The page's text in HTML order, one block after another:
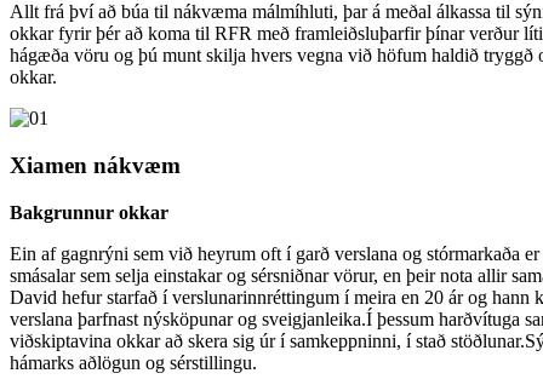
Allt frá því að búa til nákvæma málmíhluti, þar á meðal álkassa til
okkar fyrir þér að koma til RFR með framleiðsluþarfir þínar verður
hágæða vöru og þú munt skilja hvers vegna við höfum haldið tryggð
okkar.
Xiamen nákvæm
Bakgrunnur okkar
Ein af gagnrýni sem við heyrum oft í garð verslana og stórmarkaða
smásalar sem selja einstakar og sérsniðnar vörur, en þeir nota allir
David hefur starfað í verslunarinnréttingum í meira en 20 ár og hann
verslana þarfnast nýsköpunar og sveigjanleika.Í þessum harðvítuga
viðskiptavina okkar að skera sig úr í samkeppninni, í stað
hámarks aðlögun og sérstillingu.